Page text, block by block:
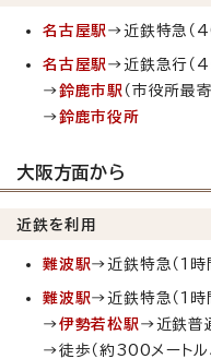
名古屋駅 →近鉄特急（
名古屋駅 →近鉄急行（
→鈴鹿市駅 （市役所最
→鈴鹿市役所
大阪方面から
近鉄を利用
難波駅→近鉄特急（1
難波駅→近鉄特急（1
→伊勢若松駅 →近鉄普
→徒歩（約300メートル